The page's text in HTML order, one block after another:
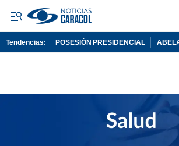
Tendencias: POSESIÓN PRESIDENCIAL